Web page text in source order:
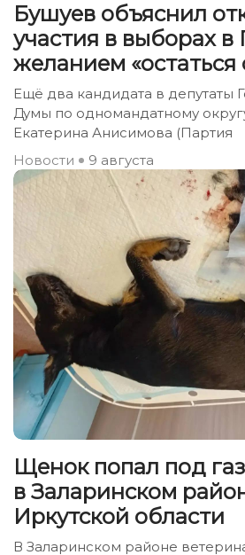
Бушуев объяснил
участия в выборах в
желанием «остаться
Ещё два кандидата в депутаты
Думы по одномандатному
Екатерина Анисимова (Партия
Новости
9 августа
Щенок попал под
в Заларинском
Иркутской области
В Заларинском районе